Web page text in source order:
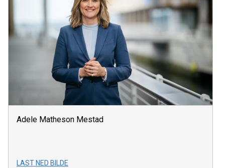
Adele Matheson Mestad
LAST NED BILDE